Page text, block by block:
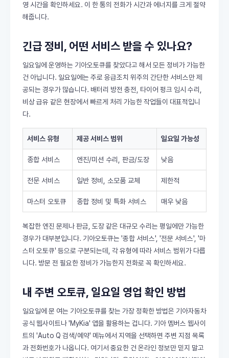
영 시간을 확인하세요. 이 한 통의 전화가 시간과 에너지를 크게 절약
해줍니다.
긴급 정비, 어떤 서비스 받을 수 있나요?
일요일에 운영하는 기아오토큐를 찾았다고 해서 모든 정비가 가능한
건 아닙니다. 일요일에는 주로 응급조치 위주의 간단한 서비스만 제
공되는 경우가 많습니다. 배터리 방전 충전, 타이어 펑크 임시 수리,
비상 급유 같은 현장에서 빠르게 처리 가능한 작업들이 대표적입니
다.
서비스 유형 제공 서비스 범위 일요일 가능성
종합 서비스 엔진/미션 수리, 판금/도장 낮음
전문 서비스 일반 정비, 소모품 교체 제한적
마스터 오토큐 종합 정비 및 특화 서비스 매우 낮음
복잡한 엔진 문제나 판금, 도장 같은 대규모 수리는 평일에만 가능한
경우가 대부분입니다. 기아오토큐는 '종합 서비스', '전문 서비스', '마
스터 오토큐' 등으로 구분되는데, 각 유형에 따라 서비스 범위가 다릅
니다. 방문 전 필요한 정비가 가능한지 전화로 꼭 확인하세요.
내 주변 오토큐, 일요일 영업 확인 방법
일요일에 문 여는 기아오토큐를 찾는 가장 정확한 방법은 기아자동차
공식 웹사이트나 'MyKia' 앱을 활용하는 겁니다. 기아 멤버스 웹사이
트의 'Auto Q 검색/예약' 메뉴에서 지역을 선택하면 주변 지점 목록
과 전화번호가 나옵니다. 여기서 중요한 건 온라인 정보만 믿지 말고